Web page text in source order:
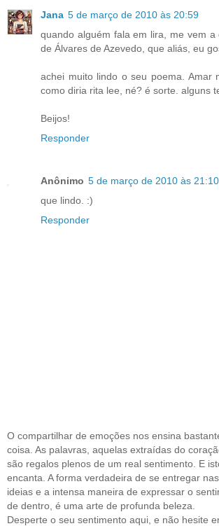
Jana 5 de março de 2010 às 20:59
quando alguém fala em lira, me vem a
de Álvares de Azevedo, que aliás, eu
achei muito lindo o seu poema. Amar
como diria rita lee, né? é sorte. alguns
Beijos!
Responder
Anônimo 5 de março de 2010 às 21:10
que lindo. :)
Responder
O compartilhar de emoções nos ensina
coisa. As palavras, aquelas extraídas do
são regalos plenos de um real sentimento. E
encanta. A forma verdadeira de se entregar nas
ideias e a intensa maneira de expressar o
de dentro, é uma arte de profunda beleza.
Desperte o seu sentimento aqui, e não hesite